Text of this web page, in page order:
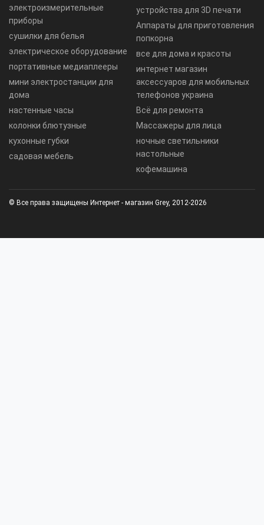
электроизмерительные
приборы
сушилки для белья
электрическое оборудование
портативные медиаплееры
мини электростанции для
дома
настенные часы
колонки блютузные
кухонные губки
садовая мебель
устройства для 3D печати
Аппараты для приготовления
попкорна
все для дома и красоты
интернет магазин
аксессуаров для мобильных
телефонов украина
Всё для ремонта
Массажеры для лица
ночные светильники
настольные
кофемашина
© Все права защищены Интернет - магазин Grey, 2012-2026